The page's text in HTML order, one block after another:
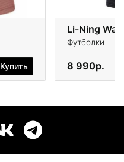
Купить
Li-Ning
Футболки
8 990р.